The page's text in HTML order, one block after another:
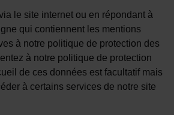
le site internet ou en répondant à
qui contiennent les mentions
à notre politique de protection des
à notre politique de protection
de ces données est facultatif mais
à certains services de notre site